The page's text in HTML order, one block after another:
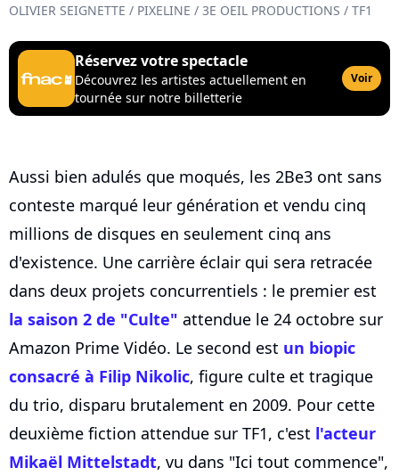
OLIVIER SEIGNETTE / PIXELINE / 3E OEIL PRODUCTIONS / TF1
Réservez votre spectacle
Découvrez les artistes actuellement en
tournée sur notre billetterie
Voir
Aussi bien adulés que moqués, les 2Be3 ont sans
conteste marqué leur génération et vendu cinq
millions de disques en seulement cinq ans
d'existence. Une carrière éclair qui sera retracée
dans deux projets concurrentiels : le premier est
la saison 2 de "Culte" attendue le 24 octobre sur
Amazon Prime Vidéo. Le second est un biopic
consacré à Filip Nikolic, figure culte et tragique
du trio, disparu brutalement en 2009. Pour cette
deuxième fiction attendue sur TF1, c'est l'acteur
Mikaël Mittelstadt, vu dans "Ici tout commence",